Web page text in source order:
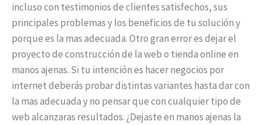
incluso con testimonios de clientes satisfechos, sus
principales problemas y los beneficios de tu solución y
porque es la mas adecuada. Otro gran error es dejar el
proyecto de construcción de la web o tienda online en
manos ajenas. Si tu intención es hacer negocios por
internet deberás probar distintas variantes hasta dar con
la mas adecuada y no pensar que con cualquier tipo de
web alcanzaras resultados. ¿Dejaste en manos ajenas la